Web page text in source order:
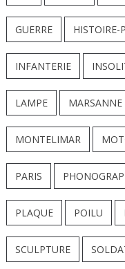
GUERRE HISTOIRE-
INFANTERIE
LAMPE MARSANNE
MONTELIMAR
PARIS
PLAQUE POILU
SCULPTURE